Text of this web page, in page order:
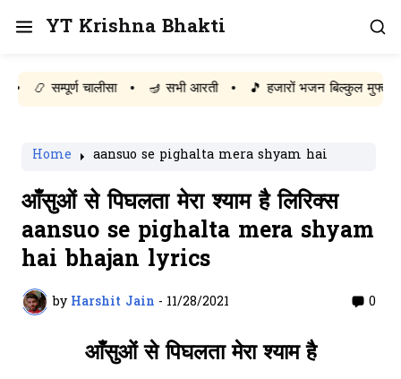
YT Krishna Bhakti
📿 सम्पूर्ण चालीसा • 🪔 सभी आरती • 🎵 हजारों भजन बिल्कुल मुफ्त पढ़ें
Home aansuo se pighalta mera shyam hai
आँसुओं से पिघलता मेरा श्याम है लिरिक्स
aansuo se pighalta mera shyam
hai bhajan lyrics
by Harshit Jain - 11/28/2021 0
आँसुओं से पिघलता मेरा श्याम है